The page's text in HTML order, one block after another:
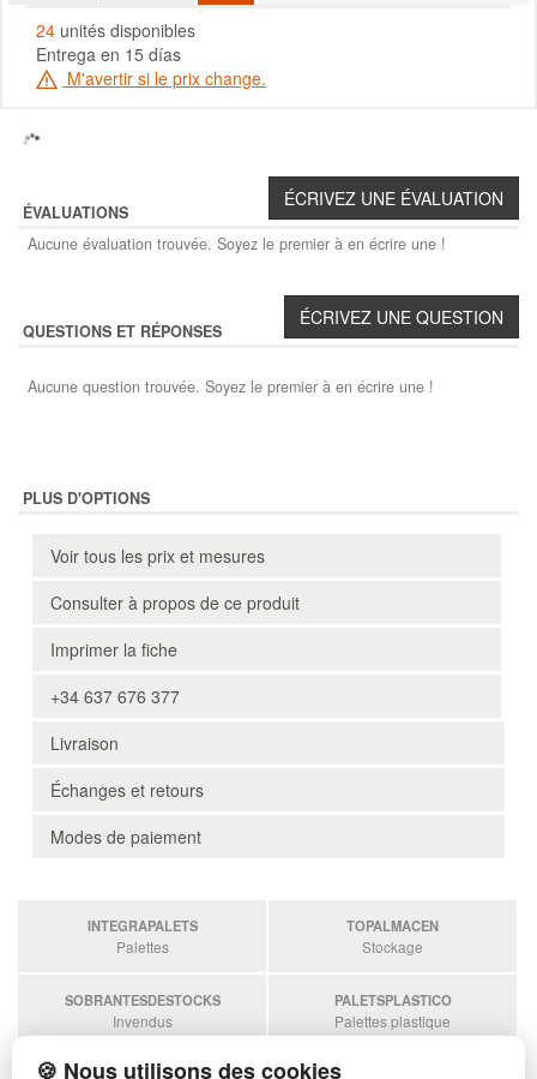
24 unités disponibles
Entrega en 15 días
M'avertir si le prix change.
ÉVALUATIONS
Aucune évaluation trouvée. Soyez le premier à en écrire une !
QUESTIONS ET RÉPONSES
Aucune question trouvée. Soyez le premier à en écrire une !
PLUS D'OPTIONS
Voir tous les prix et mesures
Consulter à propos de ce produit
Imprimer la fiche
+34 637 676 377
Livraison
Échanges et retours
Modes de paiement
INTEGRAPALETS
Palettes
TOPALMACEN
Stockage
SOBRANTESDESTOCKS
Invendus
PALETSPLASTICO
Palettes plastique
ESTANTERIASKIT
🍪 Nous utilisons des cookies